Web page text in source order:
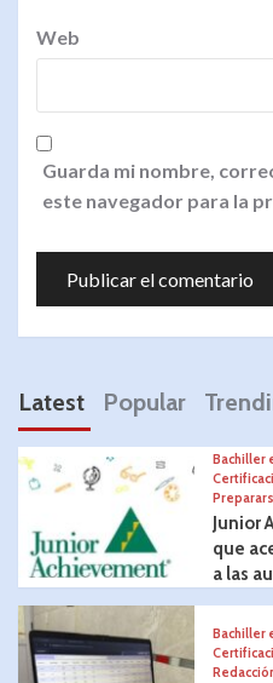
Web
Guarda mi nombre,
este navegador para la
Latest Popular
Bachiller
Junior
que
a las
Bachiller